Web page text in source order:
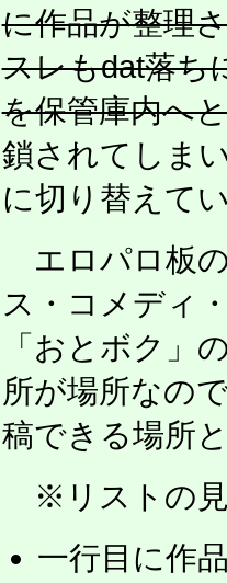
に作品が整理
スレもdat落ち
を保管庫内へ
鎖されてしま
に切り替えて
エロパロ板
ス・コメディ
「おとボク」
所が場所なの
稿できる場所
※リストの
一行目に作